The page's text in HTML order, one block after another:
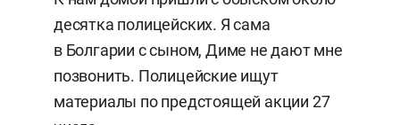
десятка полицейских. Я сама
в Болгарии с сыном, Диме не дают мне
позвонить. Полицейские ищут
материалы по предстоящей акции 27